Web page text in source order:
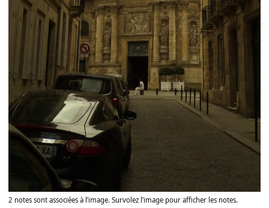
2 notes sont associées à l’image. Survolez l’image pour afficher les notes.